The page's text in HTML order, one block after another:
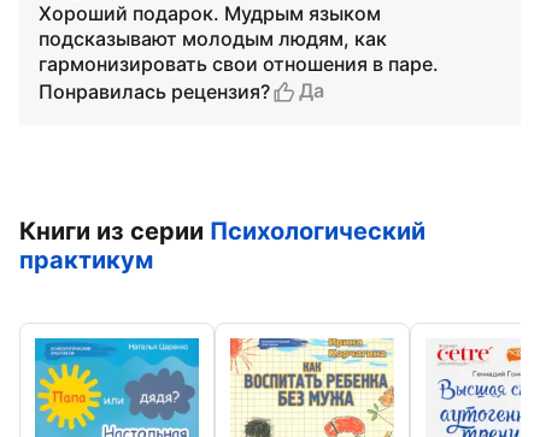
Хороший подарок. Мудрым языком
подсказывают молодым людям, как
гармонизировать свои отношения в паре.
Понравилась рецензия?
Да
Книги из серии Психологический
практикум